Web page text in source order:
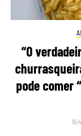
“O
pode comer